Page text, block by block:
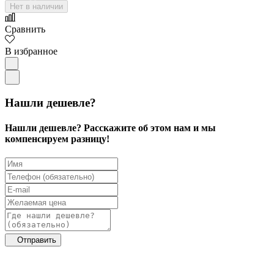
Нет в наличии
Сравнить
В избранное
Нашли дешевле?
Нашли дешевле? Расскажите об этом нам и мы
компенсируем разницу!
Отправить